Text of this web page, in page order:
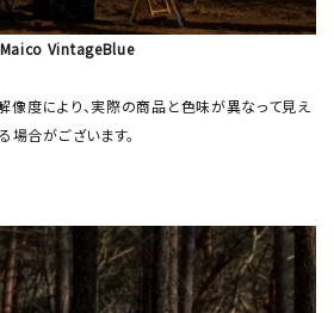
Maico VintageBlue
度により、実際の商品と色味が異なって見え
る場合がございます。